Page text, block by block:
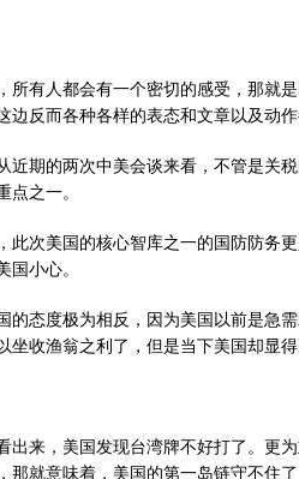
所有人都会有一个密切的感受，那就
边反而各种各样的表态和文章以及动作
近期的两次中美会谈来看，不管是关
之一。
此次美国的核心智库之一的国防防务
小心。
的态度极为相反，因为美国以前是急
坐收渔翁之利了，但是当下美国却显
出来，美国发现台湾牌不好打了。更
那就意味着，美国的第一岛链守不住